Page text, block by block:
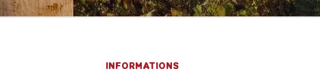
INFORMATIONS